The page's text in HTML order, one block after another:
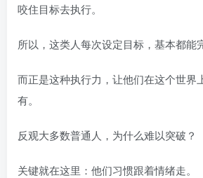
咬住目标去执行。
所以，这类人每次设定目标，基本都能
而正是这种执行力，让他们在这个世界
有。
反观大多数普通人，为什么难以突破？
关键就在这里：他们习惯跟着情绪走。